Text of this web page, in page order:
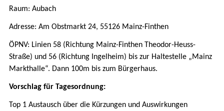
Raum: Aubach
Adresse: Am Obstmarkt 24, 55126 Mainz-Finthen
ÖPNV: Linien 58 (Richtung Mainz-Finthen Theodor-Heuss-
Straße) und 56 (Richtung Ingelheim) bis zur Haltestelle „Mainz
Markthalle“. Dann 100m bis zum Bürgerhaus.
Vorschlag für Tagesordnung:
Top 1 Austausch über die Kürzungen und Auswirkungen